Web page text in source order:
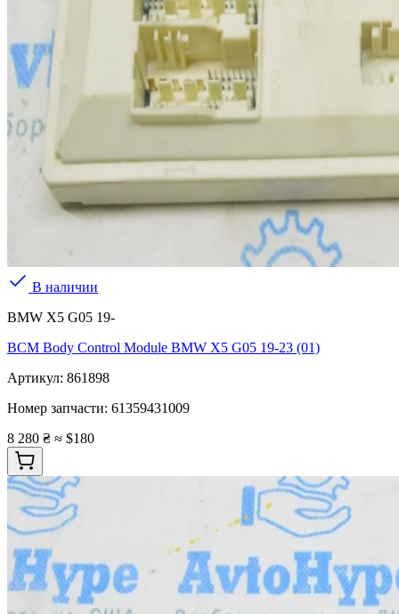
В наличии
BMW X5 G05 19-
BCM Body Control Module BMW X5 G05 19-23 (01)
Артикул: 861898
Номер запчасти: 61359431009
8 280 ₴ ≈ $180